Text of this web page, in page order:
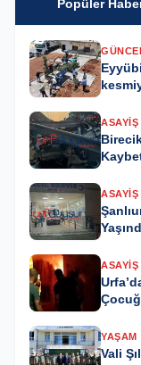
Popüler
ASAYIŞ
ASAYIŞ
ASAYIŞ
YAŞAM
Vali